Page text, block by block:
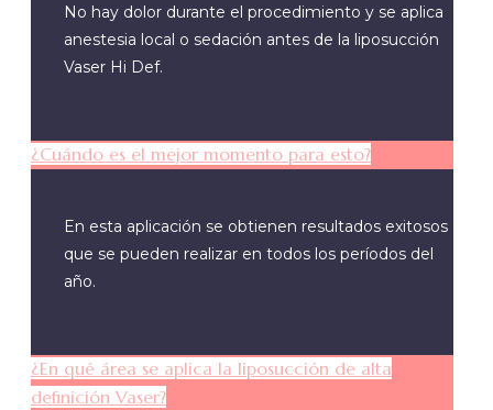
No hay dolor durante el procedimiento y se aplica
anestesia local o sedación antes de la liposucción
Vaser Hi Def.
¿Cuándo es el mejor momento para esto?
En esta aplicación se obtienen resultados exitosos
que se pueden realizar en todos los períodos del
año.
¿En qué área se aplica la liposucción de alta
definición Vaser?